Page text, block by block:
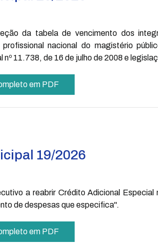
da tabela de vencimento dos
nacional do magistério
nº 11.738, de 16 de julho de 2008 e
em PDF
19/2026
a reabrir Crédito Adicional
de despesas que especifica".
em PDF